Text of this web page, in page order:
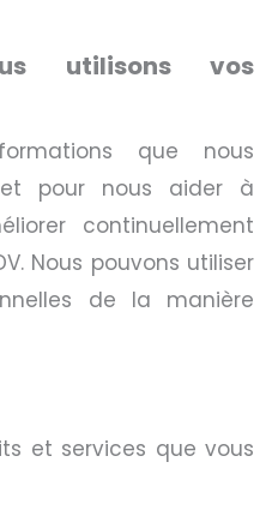
utilisons vos
que nous
pour nous aider à
continuellement
Nous pouvons utiliser
de la manière
et services que vous